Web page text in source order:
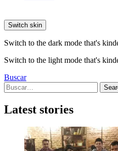
Switch skin
Switch to the dark mode that's
Switch to the light mode that's
Buscar
Search
for:
Latest stories